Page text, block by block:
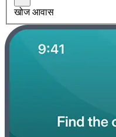
खोज आवास